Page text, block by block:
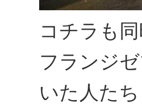
コチラも同
フランジ
いた人た